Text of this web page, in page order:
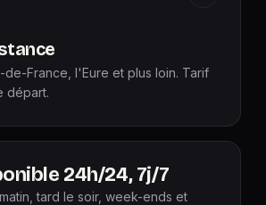
France, l'Eure et plus loin. Tarif
départ.
24h/24, 7j/7
tard le soir, week-ends et